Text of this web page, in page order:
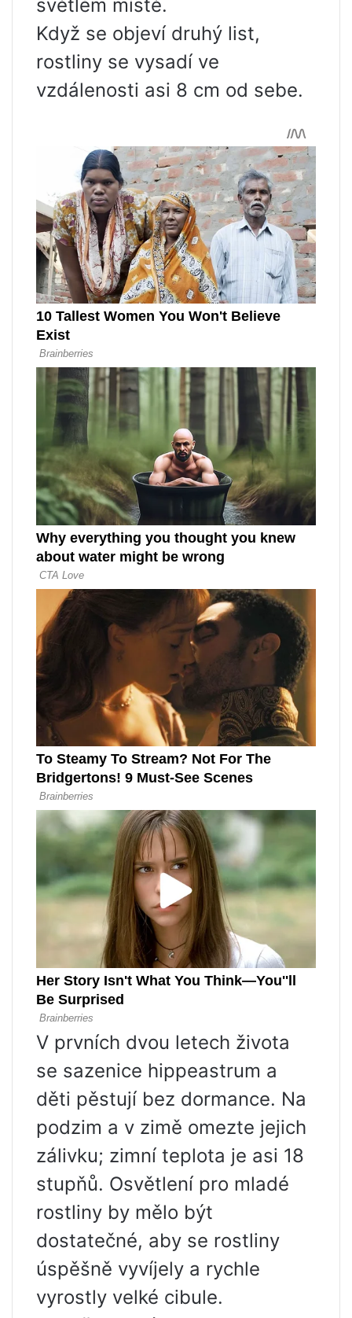
světlém místě.
Když se objeví druhý list,
rostliny se vysadí ve
vzdálenosti asi 8 cm od sebe.
V prvních dvou letech života
se sazenice hippeastrum a
děti pěstují bez dormance. Na
podzim a v zimě omezte jejich
zálivku; zimní teplota je asi 18
stupňů. Osvětlení pro mladé
rostliny by mělo být
dostatečné, aby se rostliny
úspěšně vyvíjely a rychle
vyrostly velké cibule.